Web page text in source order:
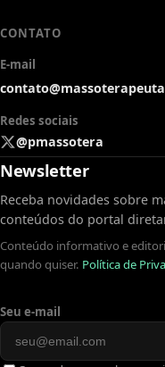
CONTATO
E-mail
Redes sociais
@pmassotera
Newsletter
Receba novidades sobre
conteúdos do portal
Conteúdo informativo e
quando quiser. Política de
Seu e-mail